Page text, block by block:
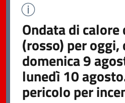
Ondata di
(rosso) per oggi,
domenica 9
lunedì 10
pericolo per